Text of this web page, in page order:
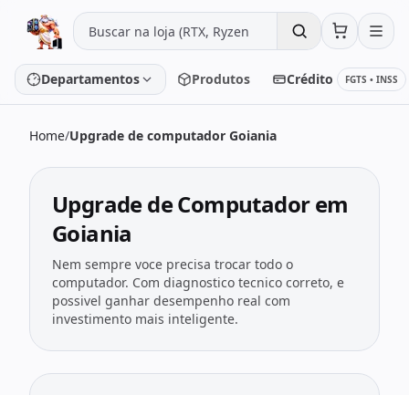
Pular para o conteúdo
Departamentos
Placa de vídeo Processador
Placa-mãe Memória
PC Gamer Notebooks
Produtos Crédito FGTS • INSS
Home/Upgrade de computador Goiania
Upgrade de Computador em
Goiania
Nem sempre voce precisa trocar todo o
computador. Com diagnostico tecnico correto, e
possivel ganhar desempenho real com
investimento mais inteligente.